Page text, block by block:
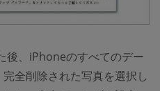
後、iPhoneのすべてのデー
全削除された写真を選択し